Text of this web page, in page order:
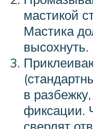
мастикой
Мастика
высохнуть.
в
фиксации.